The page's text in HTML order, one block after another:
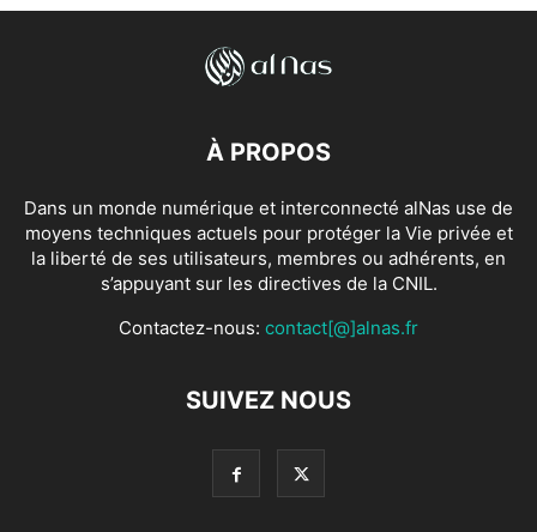
À PROPOS
Dans un monde numérique et interconnecté alNas use de
moyens techniques actuels pour protéger la Vie privée et
la liberté de ses utilisateurs, membres ou adhérents, en
s’appuyant sur les directives de la CNIL.
Contactez-nous: contact[@]alnas.fr
SUIVEZ NOUS